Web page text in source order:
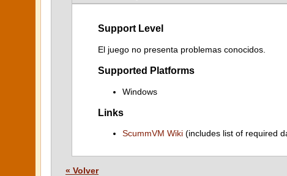
Support Level
El juego no presenta problemas conocidos.
Supported Platforms
Windows
Links
ScummVM Wiki (includes list of required
« Volver